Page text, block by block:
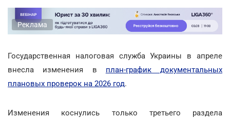
Реклама
Государственная налоговая служба Украины в апреле
внесла изменения в план-график документальных
плановых проверок на 2026 год.
Изменения коснулись только третьего раздела